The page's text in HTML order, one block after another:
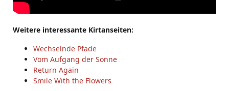
Weitere interessante Kirtanseiten:
Wechselnde Pfade
Vom Aufgang der Sonne
Return Again
Smile With the Flowers